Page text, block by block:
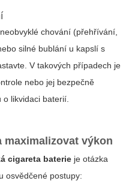
chování (přehřívání,
silné bublání u kapslí s
V takových případech je
nebo jej bezpečně
o likvidaci baterií.
výkon
cigareta baterie je otázka
osvědčené postupy: